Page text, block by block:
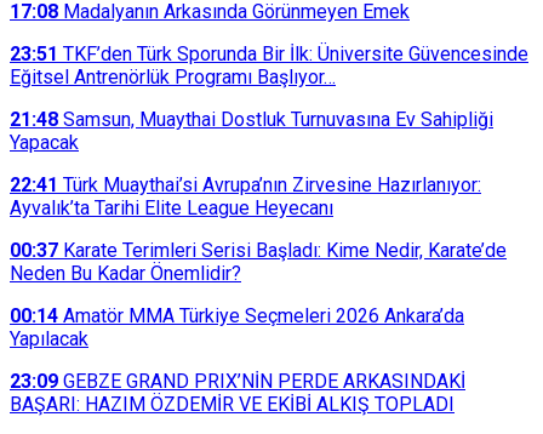
17:08 Madalyanın Arkasında Görünmeyen Emek
23:51 TKF’den Türk Sporunda Bir İlk: Üniversite Güvencesinde
Eğitsel Antrenörlük Programı Başlıyor…
21:48 Samsun, Muaythai Dostluk Turnuvasına Ev Sahipliği
Yapacak
22:41 Türk Muaythai’si Avrupa’nın Zirvesine Hazırlanıyor:
Ayvalık’ta Tarihi Elite League Heyecanı
00:37 Karate Terimleri Serisi Başladı: Kime Nedir, Karate’de
Neden Bu Kadar Önemlidir?
00:14 Amatör MMA Türkiye Seçmeleri 2026 Ankara’da
Yapılacak
23:09 GEBZE GRAND PRIX’NİN PERDE ARKASINDAKİ
BAŞARI: HAZIM ÖZDEMİR VE EKİBİ ALKIŞ TOPLADI